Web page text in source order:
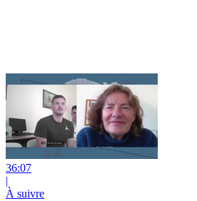
36:07
|
À suivre